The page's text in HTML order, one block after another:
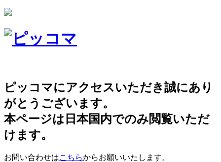
ピッコマにアクセスいただき誠にあり
がとうございます。
本ページは日本国内でのみ閲覧いただ
けます。
お問い合わせはこちらからお願いいたします。